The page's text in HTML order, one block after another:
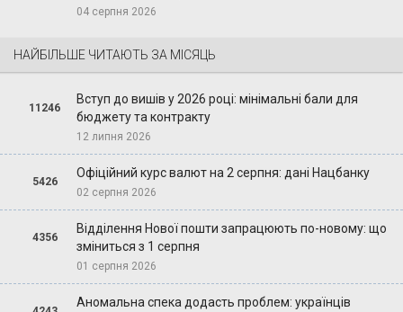
04 серпня 2026
НАЙБІЛЬШЕ ЧИТАЮТЬ ЗА МІСЯЦЬ
11246
Вступ до вишів у 2026 році: мінімальні бали для
бюджету та контракту
12 липня 2026
5426
Офіційний курс валют на 2 серпня: дані Нацбанку
02 серпня 2026
4356
Відділення Нової пошти запрацюють по-новому: що
зміниться з 1 серпня
01 серпня 2026
Аномальна спека додасть проблем: українців